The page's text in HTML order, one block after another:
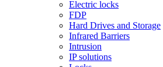
Electric locks
FDP
Hard Drives and Storage
Infrared Barriers
Intrusion
IP solutions